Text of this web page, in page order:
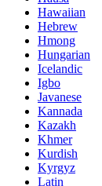
Hawaiian
Hebrew
Hmong
Hungarian
Icelandic
Igbo
Javanese
Kannada
Kazakh
Khmer
Kurdish
Kyrgyz
Latin